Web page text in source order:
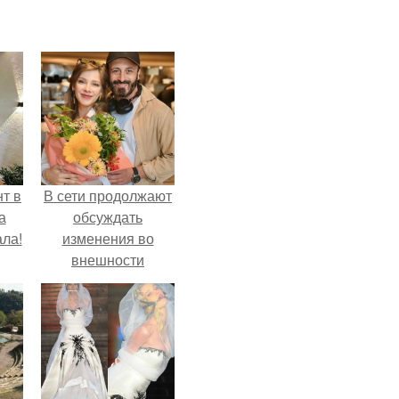
в
В сети продолжают
обсуждать
изменения во
внешности
актрисы.